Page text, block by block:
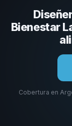
organización.
esa selección.
Bienestar
Cobertura en